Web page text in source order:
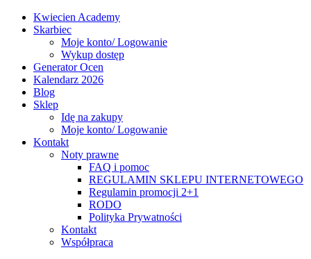
Kwiecien Academy
Skarbiec
Moje konto/ Logowanie
Wykup dostęp
Generator Ocen
Kalendarz 2026
Blog
Sklep
Idę na zakupy
Moje konto/ Logowanie
Kontakt
Noty prawne
FAQ i pomoc
REGULAMIN SKLEPU INTERNETOWEGO
Regulamin promocji 2+1
RODO
Polityka Prywatności
Kontakt
Współpraca